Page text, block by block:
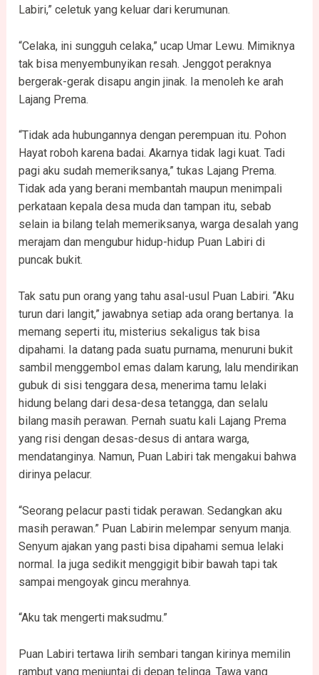
Labiri,” celetuk yang keluar dari kerumunan.
“Celaka, ini sungguh celaka,” ucap Umar Lewu. Mimiknya
tak bisa menyembunyikan resah. Jenggot peraknya
bergerak-gerak disapu angin jinak. Ia menoleh ke arah
Lajang Prema.
“Tidak ada hubungannya dengan perempuan itu. Pohon
Hayat roboh karena badai. Akarnya tidak lagi kuat. Tadi
pagi aku sudah memeriksanya,” tukas Lajang Prema.
Tidak ada yang berani membantah maupun menimpali
perkataan kepala desa muda dan tampan itu, sebab
selain ia bilang telah memeriksanya, warga desalah yang
merajam dan mengubur hidup-hidup Puan Labiri di
puncak bukit.
Tak satu pun orang yang tahu asal-usul Puan Labiri. “Aku
turun dari langit,” jawabnya setiap ada orang bertanya. Ia
memang seperti itu, misterius sekaligus tak bisa
dipahami. Ia datang pada suatu purnama, menuruni bukit
sambil menggembol emas dalam karung, lalu mendirikan
gubuk di sisi tenggara desa, menerima tamu lelaki
hidung belang dari desa-desa tetangga, dan selalu
bilang masih perawan. Pernah suatu kali Lajang Prema
yang risi dengan desas-desus di antara warga,
mendatanginya. Namun, Puan Labiri tak mengakui bahwa
dirinya pelacur.
“Seorang pelacur pasti tidak perawan. Sedangkan aku
masih perawan.” Puan Labirin melempar senyum manja.
Senyum ajakan yang pasti bisa dipahami semua lelaki
normal. Ia juga sedikit menggigit bibir bawah tapi tak
sampai mengoyak gincu merahnya.
“Aku tak mengerti maksudmu.”
Puan Labiri tertawa lirih sembari tangan kirinya memilin
rambut yang menjuntai di depan telinga. Tawa yang